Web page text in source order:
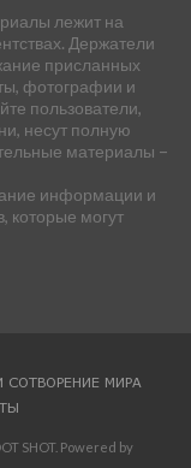
лежит на
Держатели
присланных
фотографии и
пользователи,
несут полную
материалы –
информации и
которые могут
СОТВОРЕНИЕ МИРА
SHOT. Powered by